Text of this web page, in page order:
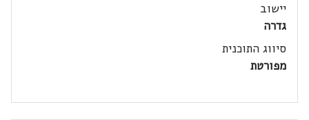
יישוב
גדרה
סיווג התוכנית
מפורטת